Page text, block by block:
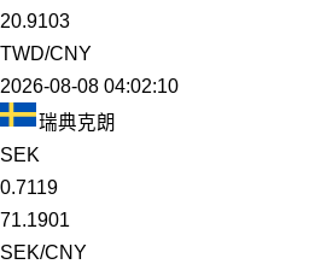
20.9103
TWD/CNY
2026-08-08 04:02:10
瑞典克朗
SEK
0.7119
71.1901
SEK/CNY